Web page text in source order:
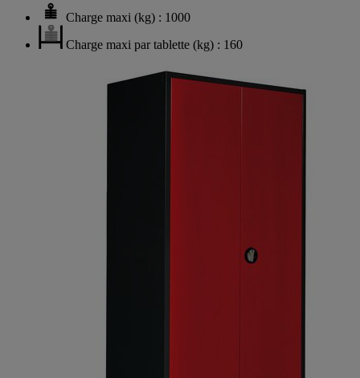
Charge maxi (kg) : 1000
Charge maxi par tablette (kg) : 160